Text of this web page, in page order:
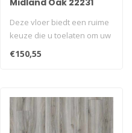
Deze vloer biedt een ruime
keuze die u toelaten om uw
unieke ruimte te creëren..
€150,55